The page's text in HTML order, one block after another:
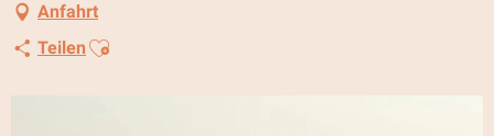
Anfahrt
Teilen Ajouter aux favoris